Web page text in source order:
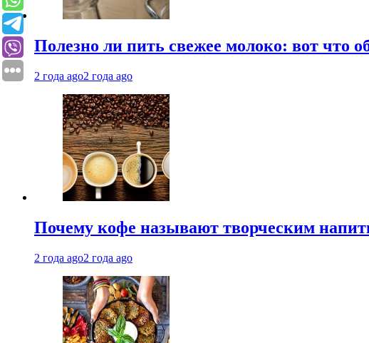
Полезно ли пить свежее молоко: вот что
2 года ago2 года ago
Почему кофе называют творческим
2 года ago2 года ago